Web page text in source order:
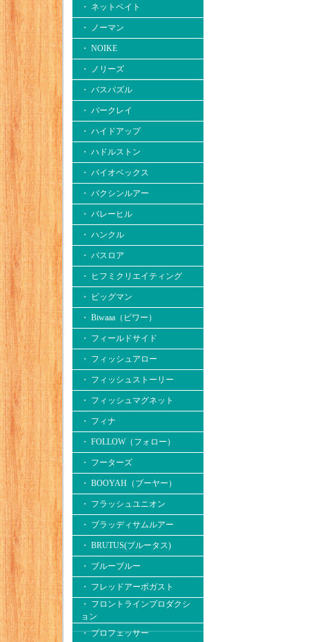
・ ネットベイト
・ ノーマン
・ NOIKE
・ ノリーズ
・ バスパズル
・ バークレイ
・ ハイドアップ
・ ハドルストン
・ バイオベックス
・ バクシンルアー
・ バレーヒル
・ ハンクル
・ バスロア
・ ヒフミクリエイティング
・ ビッグマン
・ Biwaaa（ビワー）
・ フィールドサイド
・ フィッシュアロー
・ フィッシュストーリー
・ フィッシュマグネット
・ フィナ
・ FOLLOW（フォロー）
・ フーターズ
・ BOOYAH（ブーヤー）
・ フラッシュユニオン
・ ブラッディサムルアー
・ BRUTUS(ブルータス)
・ ブルーブルー
・ フレッドアーボガスト
・ フロントラインプロダクシ
ョン
・ プロフェッサー